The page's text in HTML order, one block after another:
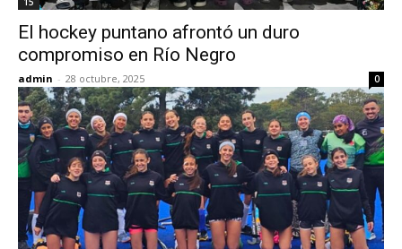
El hockey puntano afrontó un duro
compromiso en Río Negro
admin - 28 octubre, 2025 0